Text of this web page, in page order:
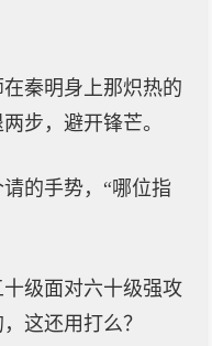
秦明身上那炽热的
步，避开锋芒。
的手势，“哪位指
级面对六十级强攻
这还用打么？